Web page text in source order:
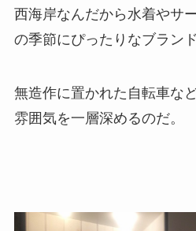
西海岸なんだから水着やサ
の季節にぴったりなブランド
無造作に置かれた自転車な
雰囲気を一層深めるのだ。